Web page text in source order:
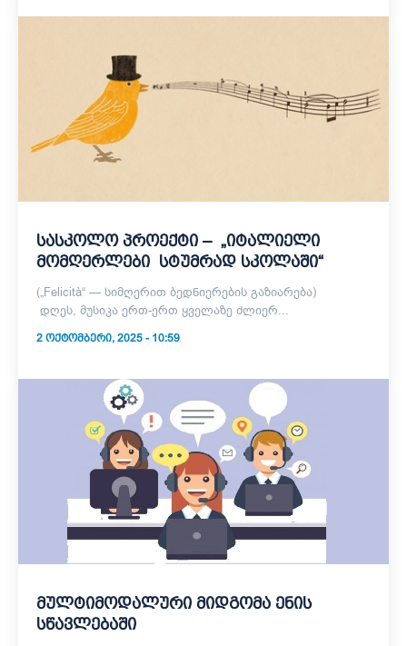
სასკოლო პროექტი – „იტალიელი
მომღერლები სტუმრად სკოლაში“
(„Felicità“ — სიმღერით ბედნიერების გაზიარება)
დღეს, მუსიკა ერთ-ერთ ყველაზე ძლიერ...
2 ᲝᲥᲢᲝᲛᲑᲔᲠᲘ, 2025 - 10:59
მულტიმოდალური მიდგომა ენის
სწავლებაში